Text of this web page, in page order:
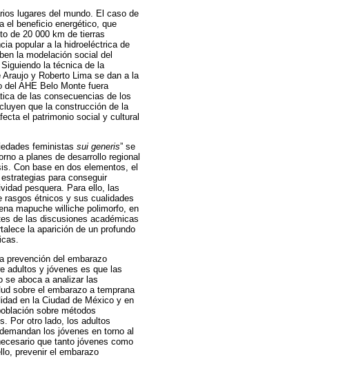
lugares del mundo. El caso de
el beneficio energético, que
de 20 000 km de tierras
popular a la hidroeléctrica de
la modelación social del
la técnica de la
y Roberto Lima se dan a la
AHE Belo Monte fuera
de las consecuencias de los
que la construcción de la
el patrimonio social y cultural
feministas sui generis” se
a planes de desarrollo regional
Con base en dos elementos, el
para conseguir
pesquera. Para ello, las
rasgos étnicos y sus cualidades
mapuche williche polimorfo, en
de las discusiones académicas
la aparición de un profundo
prevención del embarazo
adultos y jóvenes es que las
se aboca a analizar las
sobre el embarazo a temprana
en la Ciudad de México y en
sobre métodos
Por otro lado, los adultos
los jóvenes en torno al
que tanto jóvenes como
prevenir el embarazo